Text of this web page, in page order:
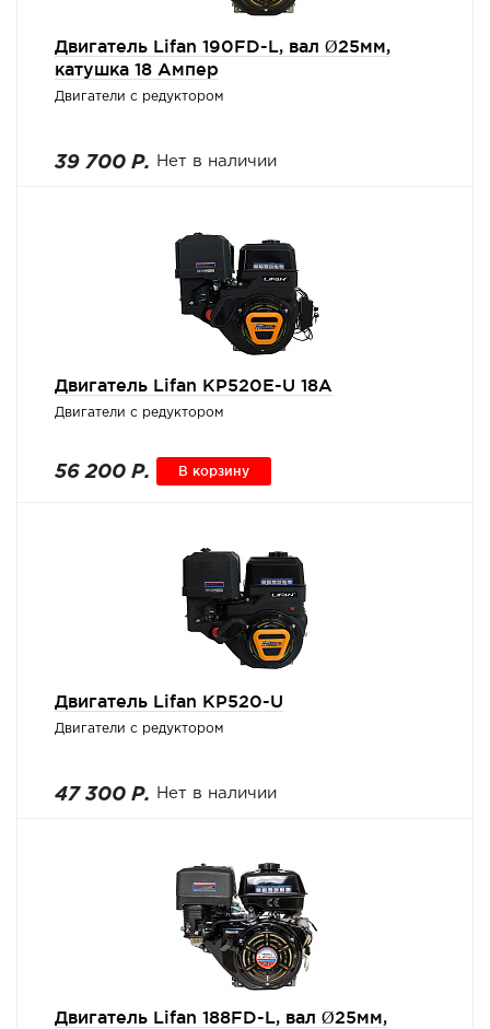
Двигатель Lifan 190FD-L, вал Ø25мм,
катушка 18 Ампер
Двигатели с редуктором
39 700 Р. Нет в наличии
Двигатель Lifan KP520E-U 18A
Двигатели с редуктором
56 200 Р. В корзину
Двигатель Lifan KP520-U
Двигатели с редуктором
47 300 Р. Нет в наличии
Двигатель Lifan 188FD-L, вал Ø25мм,